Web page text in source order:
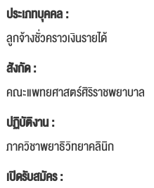
ประเภทบุคคล :
ลูกจ้างชั่วคราวเงินรายได้
สังกัด :
คณะแพทยศาสตร์ศิริราชพยาบาล
ปฏิบัติงาน :
ภาควิชาพยาธิวิทยาคลินิก
เปิดรับสมัคร :